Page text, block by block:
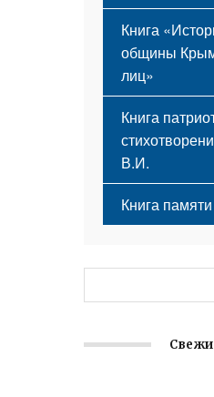
Книга
общины
лиц»
Книга
В.И.
Книга памяти